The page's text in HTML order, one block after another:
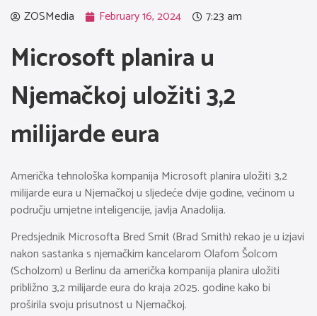
ZOSMedia February 16, 2024 7:23 am
Microsoft planira u
Njemačkoj uložiti 3,2
milijarde eura
Američka tehnološka kompanija Microsoft planira uložiti 3,2
milijarde eura u Njemačkoj u sljedeće dvije godine, većinom u
području umjetne inteligencije, javlja Anadolija.
Predsjednik Microsofta Bred Smit (Brad Smith) rekao je u izjavi
nakon sastanka s njemačkim kancelarom Olafom Šolcom
(Scholzom) u Berlinu da američka kompanija planira uložiti
približno 3,2 milijarde eura do kraja 2025. godine kako bi
proširila svoju prisutnost u Njemačkoj.